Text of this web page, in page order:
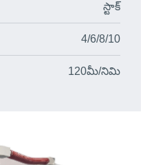
స్టాక్
4/6/8/10
120మీ/నిమి